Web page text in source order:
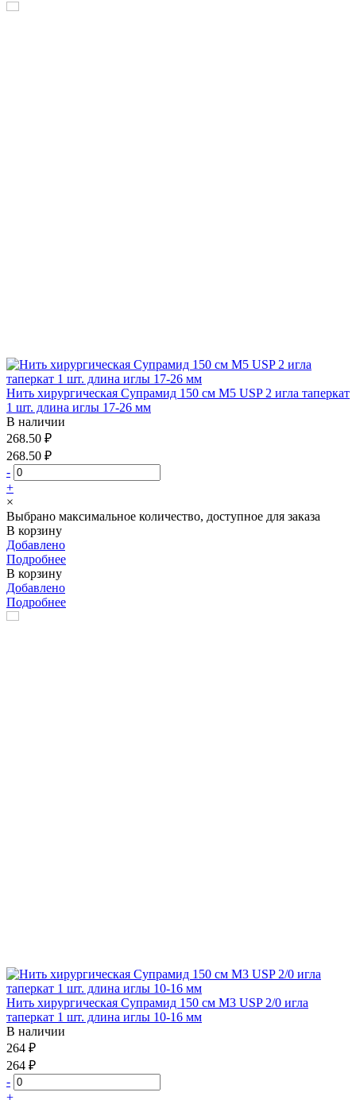
Нить хирургическая Супрамид 150 см М5 USP 2 игла таперкат
1 шт. длина иглы 17-26 мм
В наличии
268.50 ₽
268.50 ₽
-
+
×
Выбрано максимальное количество, доступное для заказа
В корзину
Добавлено
Подробнее
В корзину
Добавлено
Подробнее
Нить хирургическая Супрамид 150 см М3 USP 2/0 игла
таперкат 1 шт. длина иглы 10-16 мм
В наличии
264 ₽
264 ₽
-
+